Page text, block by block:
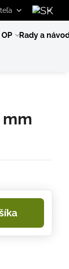
Rady a
mm